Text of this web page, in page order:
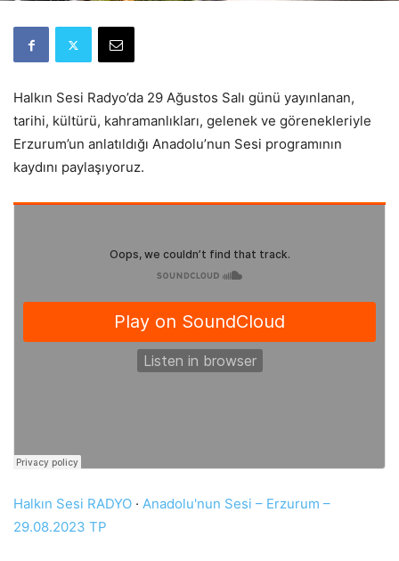
Halkın Sesi Radyo’da 29 Ağustos Salı günü yayınlanan,
tarihi, kültürü, kahramanlıkları, gelenek ve görenekleriyle
Erzurum’un anlatıldığı Anadolu’nun Sesi programının
kaydını paylaşıyoruz.
Halkın Sesi RADYO · Anadolu'nun Sesi – Erzurum –
29.08.2023 TP